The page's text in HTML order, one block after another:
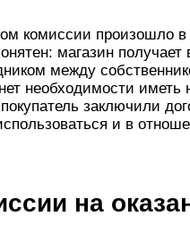
комиссии произошло
магазин
между
необходимости иметь
заключили
и в
на